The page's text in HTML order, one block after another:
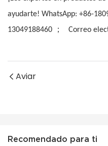
ayudarte! WhatsApp: +86-
13049188460
； Correo
Aviar
Recomendado para ti